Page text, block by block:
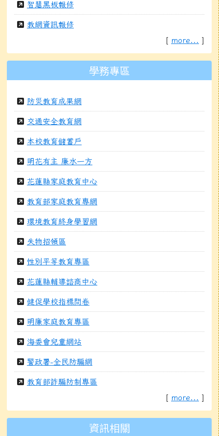
智慧黑板報修
教網資訊報修
[ more... ]
學務專區
防災教育成果網
交通安全教育網
本校教育儲蓄戶
明花有主 廉水一方
花蓮縣家庭教育中心
教育部家庭教育專網
環境教育終身學習網
失物招領區
性別平等教育專區
花蓮縣輔導諮商中心
健促學校指標問卷
明廉家庭教育專區
海委會兒童網站
警政署-全民防騙網
教育部詐騙防制專區
[ more... ]
資訊相關